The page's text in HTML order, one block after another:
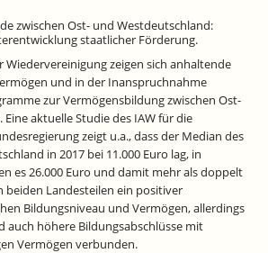
zwischen Ost- und Westdeutschland:
staatlicher Förderung.
Wiedervereinigung zeigen sich anhaltende
und in der Inanspruchnahme
zur Vermögensbildung zwischen Ost-
aktuelle Studie des IAW für die
zeigt u.a., dass der Median des
in 2017 bei 11.000 Euro lag, in
es 26.000 Euro und damit mehr als doppelt
beiden Landesteilen ein positiver
Bildungsniveau und Vermögen, allerdings
auch höhere Bildungsabschlüsse mit
Vermögen verbunden.